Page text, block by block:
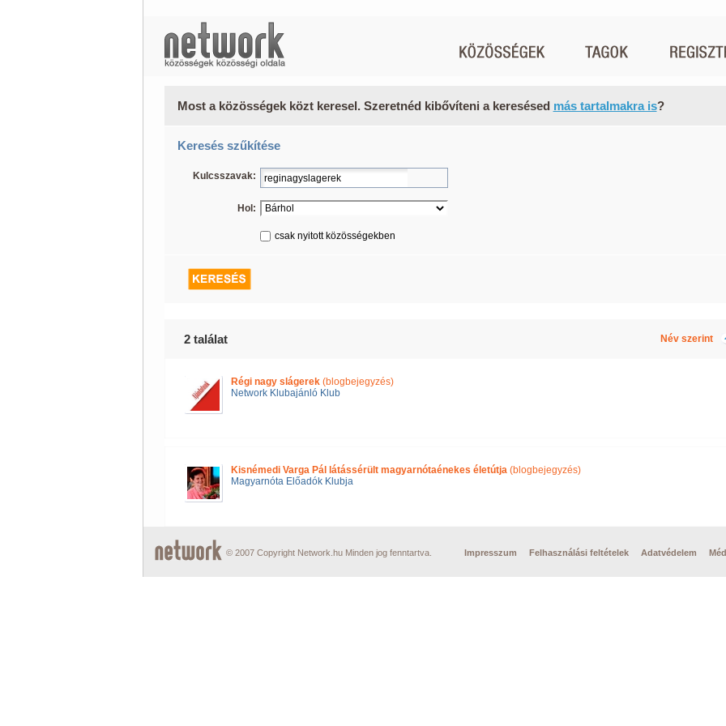
Most a közösségek közt keresel. Szeretnéd kibővíteni a keresésed más tartalmakra is?
Keresés szűkítése
Kulcsszavak:
Hol:
csak nyitott közösségekben
2 találat Név szerint
Régi nagy slágerek(blogbejegyzés)
Network Klubajánló Klub
Kisnémedi Varga Pál látássérült magyarnótaénekes életútja(blogbejegyzés)
Magyarnóta Előadók Klubja
© 2007 Copyright Network.hu Minden jog fenntartva. Impresszum Felhasználási feltételek Adatvédelem